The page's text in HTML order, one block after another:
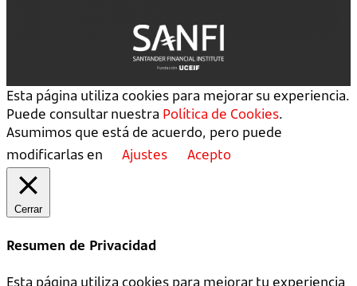
Esta página utiliza cookies para mejorar su experiencia.
Puede consultar nuestra Política de Cookies.
Asumimos que está de acuerdo, pero puede
modificarlas en
Ajustes Acepto
Cerrar
Resumen de Privacidad
Esta página utiliza cookies para mejorar tu experiencia